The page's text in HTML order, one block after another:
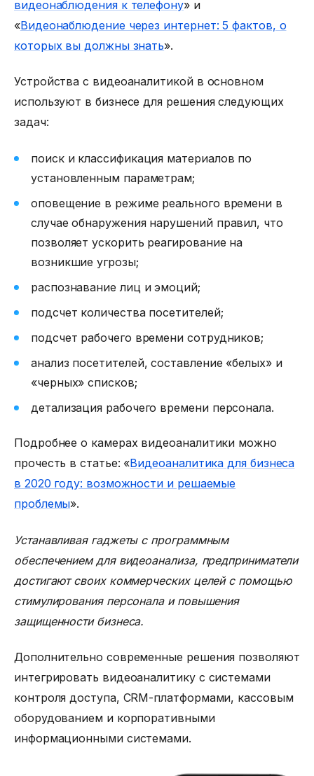
видеонаблюдения к телефону» и
«Видеонаблюдение через интернет: 5 фактов, о
которых вы должны знать».
Устройства с видеоаналитикой в основном
используют в бизнесе для решения следующих
задач:
поиск и классификация материалов по
установленным параметрам;
оповещение в режиме реального времени в
случае обнаружения нарушений правил, что
позволяет ускорить реагирование на
возникшие угрозы;
распознавание лиц и эмоций;
подсчет количества посетителей;
подсчет рабочего времени сотрудников;
анализ посетителей, составление «белых» и
«черных» списков;
детализация рабочего времени персонала.
Подробнее о камерах видеоаналитики можно
прочесть в статье: «Видеоаналитика для бизнеса
в 2020 году: возможности и решаемые
проблемы».
Устанавливая гаджеты с программным
обеспечением для видеоанализа, предприниматели
достигают своих коммерческих целей с помощью
стимулирования персонала и повышения
защищенности бизнеса.
Дополнительно современные решения позволяют
интегрировать видеоаналитику с системами
контроля доступа, CRM-платформами, кассовым
оборудованием и корпоративными
информационными системами.